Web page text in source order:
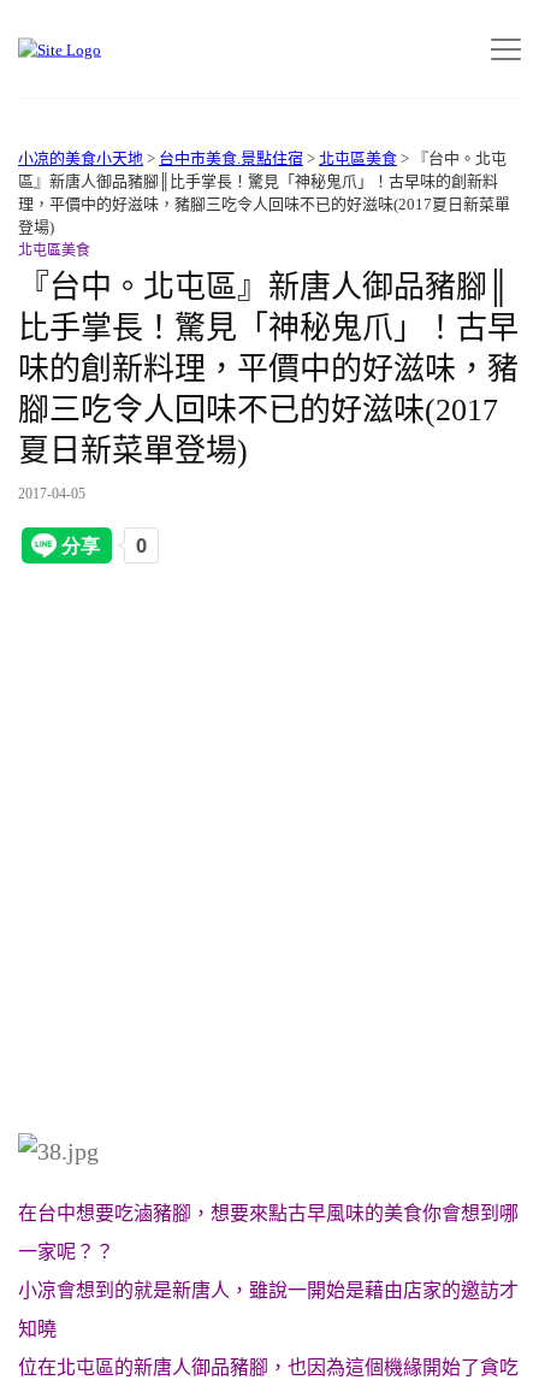
小凉的美食小天地 > 台中市美食.景點住宿 > 北屯區美食 >
『台中。北屯
區』新唐人御品豬腳║比手掌長！驚見「神秘鬼爪」！古早味的創新料
理，平價中的好滋味，豬腳三吃令人回味不已的好滋味(2017夏日新菜單
登場)
北屯區美食
『台中。北屯區』新唐人御品豬腳║
比手掌長！驚見「神秘鬼爪」！古早
味的創新料理，平價中的好滋味，豬
腳三吃令人回味不已的好滋味(2017
夏日新菜單登場)
2017-04-05
在台中想要吃滷豬腳，想要來點古早風味的美食你會想到哪
一家呢？？
小凉會想到的就是新唐人，雖說一開始是藉由店家的邀訪才
知曉
位在北屯區的新唐人御品豬腳，也因為這個機緣開始了貪吃